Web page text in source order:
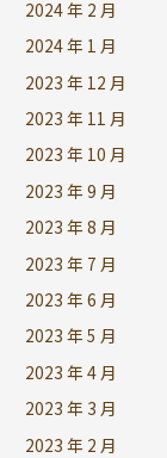
2024 年 2 月
2024 年 1 月
2023 年 12 月
2023 年 11 月
2023 年 10 月
2023 年 9 月
2023 年 8 月
2023 年 7 月
2023 年 6 月
2023 年 5 月
2023 年 4 月
2023 年 3 月
2023 年 2 月